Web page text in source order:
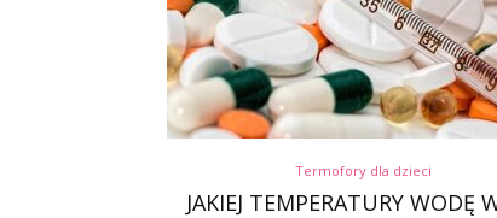
Termofory dla dzieci
JAKIEJ TEMPERATURY WODĘ